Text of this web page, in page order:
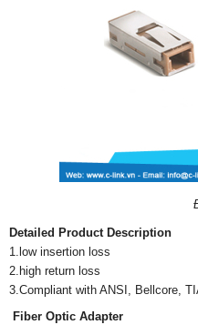
Detailed Product Description
1.low insertion loss
2.high return loss
3.Compliant with ANSI, Bellcore,
Fiber Optic Adapter